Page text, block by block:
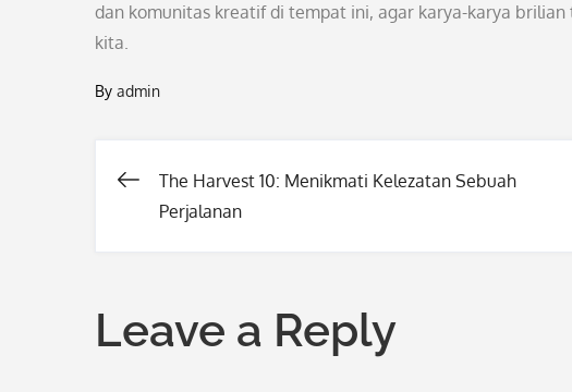
dan komunitas kreatif di tempat ini, agar karya-karya
kita.
By admin
Post
The Harvest 10: Menikmati Kelezatan Sebuah
Perjalanan
Leave a Reply